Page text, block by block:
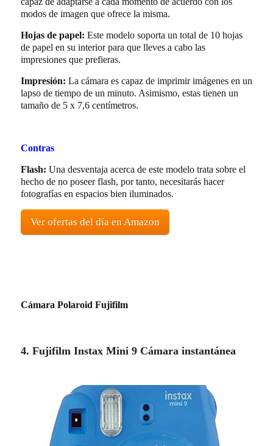
modos de imagen que ofrece la misma.
Hojas de papel: Este modelo soporta un total de 10 hojas
de papel en su interior para que lleves a cabo las
impresiones que prefieras.
Impresión: La cámara es capaz de imprimir imágenes en un
lapso de tiempo de un minuto. Asimismo, estas tienen un
tamaño de 5 x 7,6 centímetros.
Contras
Flash: Una desventaja acerca de este modelo trata sobre el
hecho de no poseer flash, por tanto, necesitarás hacer
fotografías en espacios bien iluminados.
Ver ofertas del día en Amazon
Cámara Polaroid Fujifilm
4. Fujifilm Instax Mini 9 Cámara instantánea